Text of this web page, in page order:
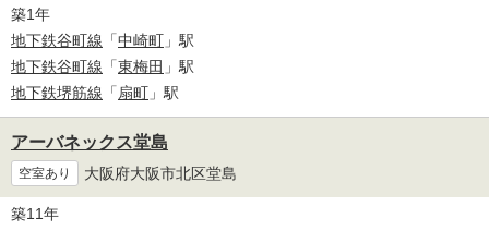
築1年
地下鉄谷町線 「中崎町 」駅
地下鉄谷町線 「東梅田 」駅
地下鉄堺筋線 「 扇町 」駅
アーバネックス堂島
空室あり 大阪府大阪市北区堂島
築11年